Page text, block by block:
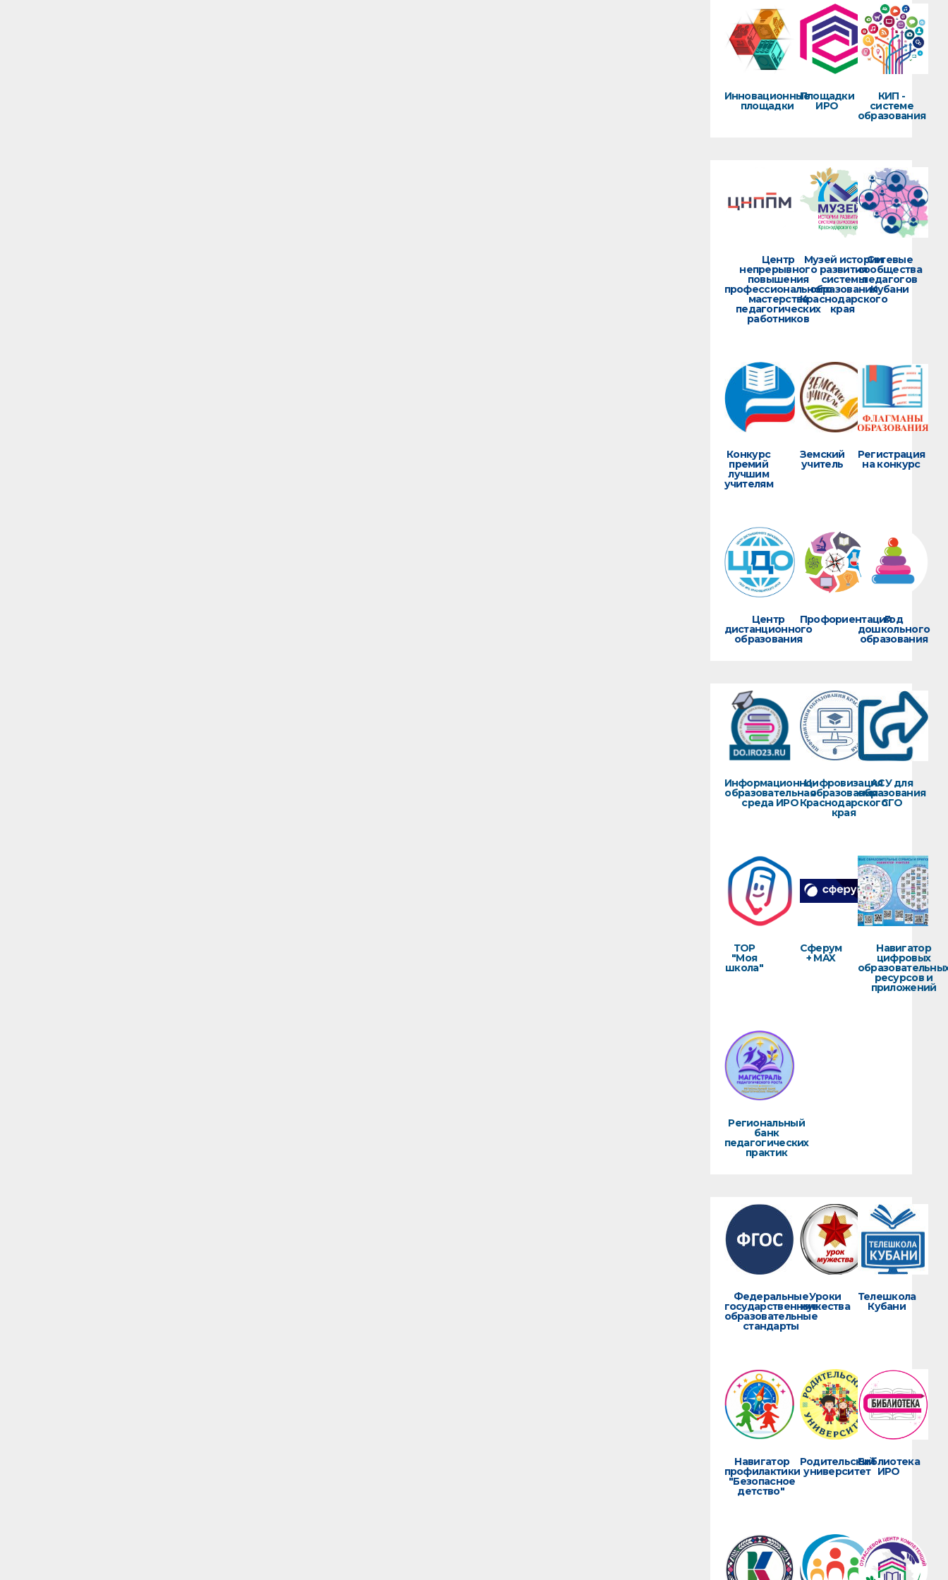
Инновационные
площадки
Площадки
ИРО
КИП -
системе
образования
Центр
непрерывного
повышения
профессионального
мастерства
педагогических
работников
Музей истории
развития
системы
образования
Краснодарского
края
Сетевые
сообщества
педагогов
Кубани
Конкурс
премий
лучшим
учителям
Земский
учитель
Регистрация
на конкурс
Центр
дистанционного
образования
ПрофориентацияГод
дошкольного
образования
Информационно-
образовательная
среда ИРО
Цифровизация
образования
Краснодарского
края
АСУ для
образования
СГО
ТОР
"Моя
школа"
Сферум
+ MAX
Навигатор
цифровых
ресурсов и
приложений
Региональный
банк
педагогических
практик
Федеральные
государственные
образовательные
стандарты
Уроки
мужества
Телешкола
Кубани
Навигатор
профилактики
"Безопасное
детство"
Родительский
университет
Библиотека
ИРО